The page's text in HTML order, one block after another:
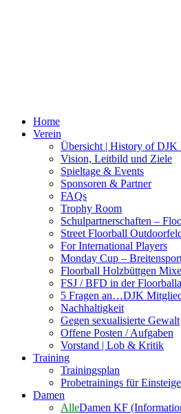
Home
Verein
Übersicht | History of DJK
Vision, Leitbild und Ziele
Spieltage & Events
Sponsoren & Partner
FAQs
Trophy Room
Schulpartnerschaften –
Street Floorball
For International Players
Monday Cup –
Floorball Holzbüttgen
FSJ / BFD in der
5 Fragen an…DJK
Nachhaltigkeit
Gegen sexualisierte Gewalt
Offene Posten / Aufgaben
Vorstand | Lob & Kritik
Training
Trainingsplan
Probetrainings für
Damen
AlleDamen KF